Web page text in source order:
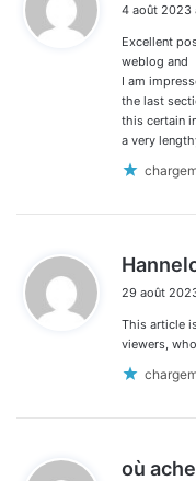
4 août 2023
Excellent
weblog and
I am
the last
this certain
a very
29 août
This article
viewers,
où